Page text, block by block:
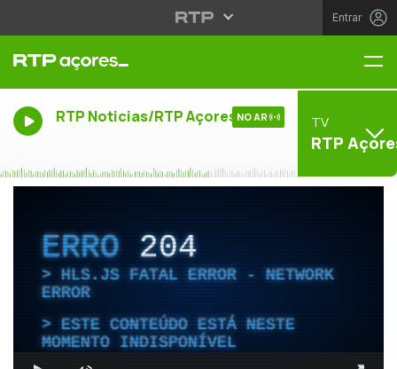
Entrar
RTP Noticias/RTP Açores NO AR TV
RTP
ERRO204
HLS.JS FATAL ERROR - NETWORK
ERROR
ESTE CONTEÚDO ESTÁ NESTE
MOMENTO INDISPONÍVEL